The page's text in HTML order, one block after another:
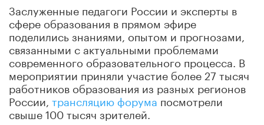
Заслуженные педагоги России и эксперты в
сфере образования в прямом эфире
поделились знаниями, опытом и прогнозами,
связанными с актуальными проблемами
современного образовательного процесса. В
мероприятии приняли участие более 27 тысяч
работников образования из разных регионов
России, трансляцию форумапосмотрели
свыше 100 тысяч зрителей.